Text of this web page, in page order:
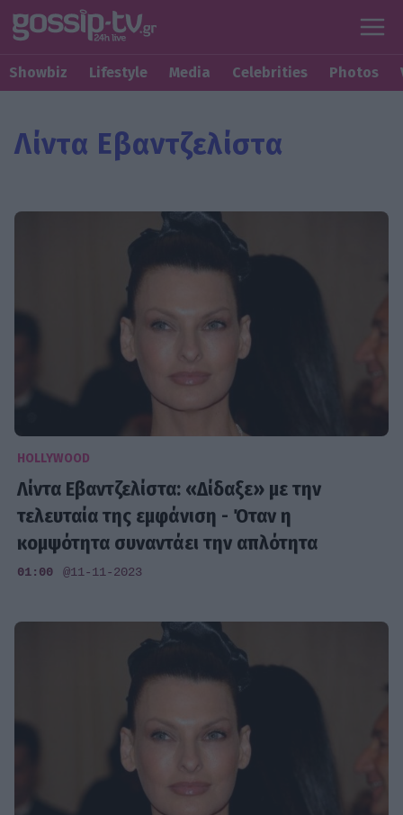
Showbiz Lifestyle Media Celebrities Photos
Λίντα Εβαντζελίστα
HOLLYWOOD
Λίντα Εβαντζελίστα: «Δίδαξε» με την
τελευταία της εμφάνιση - Όταν η
κομψότητα συναντάει την απλότητα
01:00 @11-11-2023